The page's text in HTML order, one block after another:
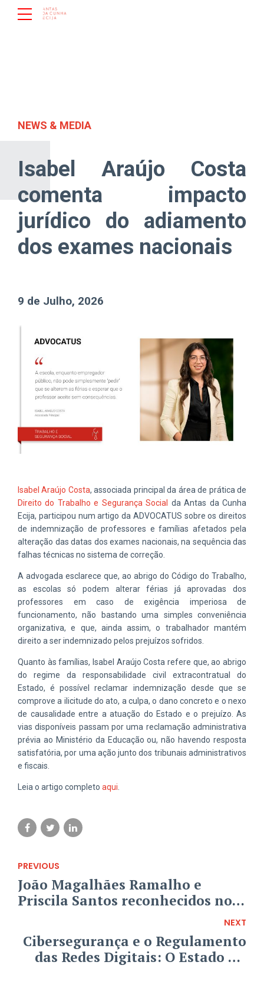
NEWS & MEDIA
Isabel Araújo Costa
comenta impacto
jurídico do adiamento
dos exames nacionais
9 de Julho, 2026
Isabel Araújo Costa, associada principal da área de prática de
Direito do Trabalho e Segurança Social
da Antas da Cunha
Ecija, participou num artigo da ADVOCATUS sobre os direitos
de indemnização de professores e famílias afetados pela
alteração das datas dos exames nacionais, na sequência das
falhas técnicas no sistema de correção.
A advogada esclarece que, ao abrigo do Código do Trabalho,
as escolas só podem alterar férias já aprovadas dos
professores em caso de exigência imperiosa de
funcionamento, não bastando uma simples conveniência
organizativa, e que, ainda assim, o trabalhador mantém
direito a ser indemnizado pelos prejuízos sofridos.
Quanto às famílias, Isabel Araújo Costa refere que, ao abrigo
do regime da responsabilidade civil extracontratual do
Estado, é possível reclamar indemnização desde que se
comprove a ilicitude do ato, a culpa, o dano concreto e o nexo
de causalidade entre a atuação do Estado e o prejuízo. As
vias disponíveis passam por uma reclamação administrativa
prévia ao Ministério da Educação ou, não havendo resposta
satisfatória, por uma ação junto dos tribunais administrativos
e fiscais.
Leia o artigo completo aqui
PREVIOUS
João Magalhães Ramalho e
Priscila Santos reconhecidos no
NEXT
Cibersegurança e o Regulamento
das Redes Digitais: O Estado Da